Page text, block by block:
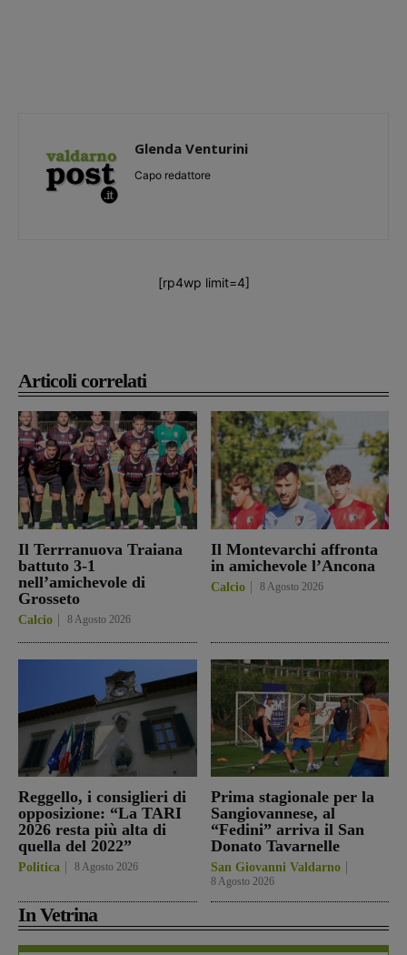
Articoli correlati
Il Terrranuova Traiana
battuto 3-1
nell’amichevole di
Grosseto
Calcio 8 Agosto 2026
Il Montevarchi affronta
in amichevole l’Ancona
Calcio 8 Agosto 2026
Reggello, i consiglieri di
opposizione: “La TARI
2026 resta più alta di
quella del 2022”
Politica 8 Agosto 2026
Prima stagionale per la
Sangiovannese, al
“Fedini” arriva il San
Donato Tavarnelle
San Giovanni Valdarno
8 Agosto 2026
In Vetrina
Glenda Venturini
Capo redattore
[rp4wp limit=4]